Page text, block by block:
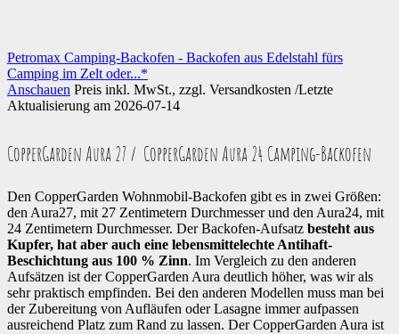
Petromax Camping-Backofen - Backofen aus Edelstahl fürs
Camping im Zelt oder...*
Anschauen Preis inkl. MwSt., zzgl. Versandkosten /Letzte
Aktualisierung am 2026-07-14
CopperGarden Aura 27 / CopperGarden Aura 24 Camping-Backofen
Den CopperGarden Wohnmobil-Backofen gibt es in zwei Größen:
den Aura27, mit 27 Zentimetern Durchmesser und den Aura24, mit
24 Zentimetern Durchmesser. Der Backofen-Aufsatz besteht aus
Kupfer, hat aber auch eine lebensmittelechte Antihaft-
Beschichtung aus 100 % Zinn. Im Vergleich zu den anderen
Aufsätzen ist der CopperGarden Aura deutlich höher, was wir als
sehr praktisch empfinden. Bei den anderen Modellen muss man bei
der Zubereitung von Aufläufen oder Lasagne immer aufpassen
ausreichend Platz zum Rand zu lassen. Der CopperGarden Aura ist